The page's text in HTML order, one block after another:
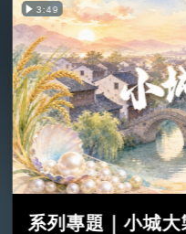
3:49
系列專題｜小城